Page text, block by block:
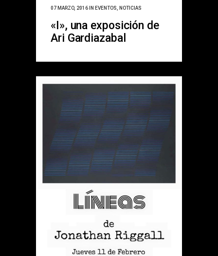
07 MARZO, 2016 IN EVENTOS NOTICIAS
«I», una exposición de
Ari Gardiazabal